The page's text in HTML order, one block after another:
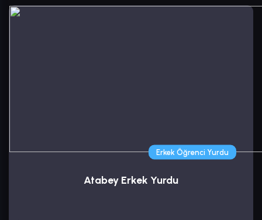
Erkek Öğrenci Yurdu
Atabey Erkek Yurdu